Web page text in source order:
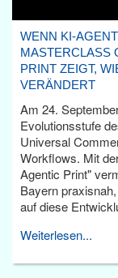
WENN KI-
MASTERCLASS
PRINT ZEIGT,
VERÄNDERT
Am 24.
Evolutionsstufe
Universal
Workflows. Mit
Agentic Print"
Bayern
auf diese
Weiterlesen...